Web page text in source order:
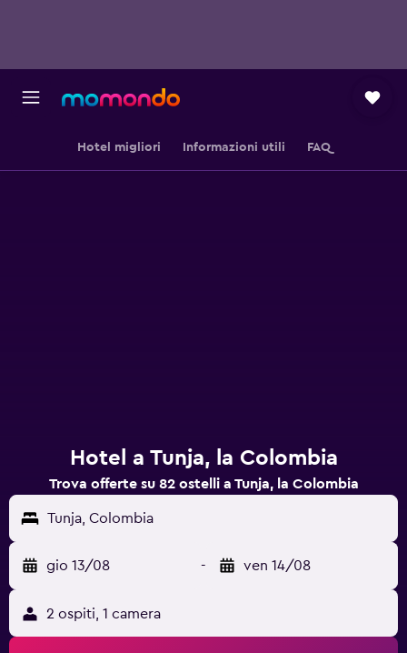
Hotel migliori Informazioni utili FAQ
Hotel a Tunja, la Colombia
Trova offerte su 82 ostelli a Tunja, la Colombia
Tunja, Colombia
gio 13/08 - ven 14/08
2 ospiti, 1 camera